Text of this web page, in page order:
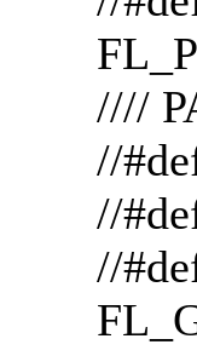
////
//
//
//